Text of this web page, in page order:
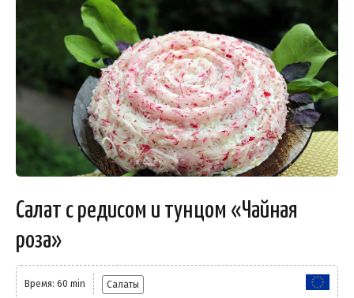
Салат с редисом и тунцом «Чайная
роза»
Время: 60 min Салаты